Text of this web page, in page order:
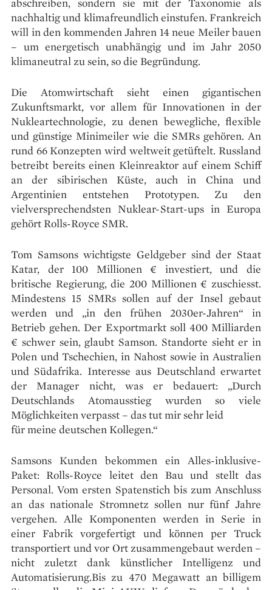
nachhaltig und klimafreundlich einstufen. Frankreich
will in den kommenden Jahren 14 neue Meiler bauen
– um energetisch unabhängig und im Jahr 2050
klimaneutral zu sein, so die Begründung.
Die Atomwirtschaft sieht einen gigantischen
Zukunftsmarkt, vor allem für Innovationen in der
Nukleartechnologie, zu denen bewegliche, flexible
und günstige Minimeiler wie die SMRs gehören. An
rund 66 Konzepten wird weltweit getüftelt. Russland
betreibt bereits einen Kleinreaktor auf einem Schiff
an der sibirischen Küste, auch in China und
Argentinien entstehen Prototypen. Zu den
vielversprechendsten Nuklear-Start-ups in Europa
gehört Rolls-Royce SMR.
Tom Samsons wichtigste Geldgeber sind der Staat
Katar, der 100 Millionen € investiert, und die
britische Regierung, die 200 Millionen € zuschiesst.
Mindestens 15 SMRs sollen auf der Insel gebaut
werden und „in den frühen 2030er-Jahren“ in
Betrieb gehen. Der Exportmarkt soll 400 Milliarden
€ schwer sein, glaubt Samson. Standorte sieht er in
Polen und Tschechien, in Nahost sowie in Australien
und Südafrika. Interesse aus Deutschland erwartet
der Manager nicht, was er bedauert: „Durch
Deutschlands Atomausstieg wurden so viele
Möglichkeiten verpasst – das tut mir sehr leid
für meine deutschen Kollegen.“
Samsons Kunden bekommen ein Alles-inklusive-
Paket: Rolls-Royce leitet den Bau und stellt das
Personal. Vom ersten Spatenstich bis zum Anschluss
an das nationale Stromnetz sollen nur fünf Jahre
vergehen. Alle Komponenten werden in Serie in
einer Fabrik vorgefertigt und können per Truck
transportiert und vor Ort zusammengebaut werden –
nicht zuletzt dank künstlicher Intelligenz und
Automatisierung.Bis zu 470 Megawatt an billigem